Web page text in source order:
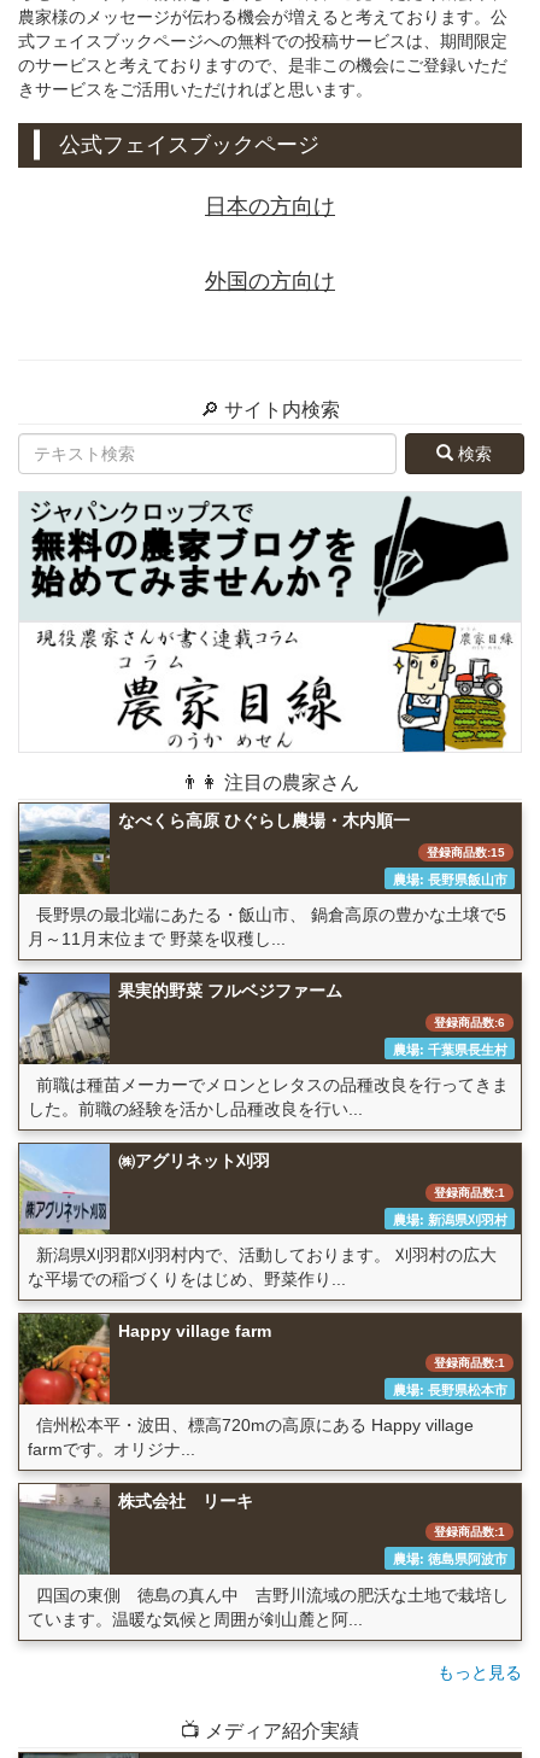
農家様のメッセージが伝わる機会が増えると考えております。公
式フェイスブックページへの無料での投稿サービスは、期間限定
のサービスと考えておりますので、是非この機会にご登録いただ
きサービスをご活用いただければと思います。
公式フェイスブックページ
日本の方向け
外国の方向け
🔎 サイト内検索
検索
👨👩 注目の農家さん
なべくら高原 ひぐらし農場・木内順一
登録商品数:15
農場: 長野県飯山市
長野県の最北端にあたる・飯山市、 鍋倉高原の豊かな土壌で5
月～11月末位まで 野菜を収穫し...
果実的野菜 フルベジファーム
登録商品数:6
農場: 千葉県長生村
前職は種苗メーカーでメロンとレタスの品種改良を行ってきま
した。前職の経験を活かし品種改良を行い...
㈱アグリネット刈羽
登録商品数:1
農場: 新潟県刈羽村
新潟県刈羽郡刈羽村内で、活動しております。 刈羽村の広大
な平場での稲づくりをはじめ、野菜作り...
Happy village farm
登録商品数:1
農場: 長野県松本市
信州松本平・波田、標高720mの高原にある Happy village
farmです。オリジナ...
株式会社 リーキ
登録商品数:1
農場: 徳島県阿波市
四国の東側 徳島の真ん中 吉野川流域の肥沃な土地で栽培し
ています。温暖な気候と周囲が剣山麓と阿...
もっと見る
📺 メディア紹介実績